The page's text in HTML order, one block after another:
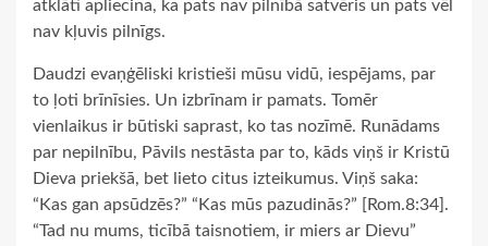
atklāti apliecina, ka pats nav pilnībā satvēris un pats vēl
nav kļuvis pilnīgs.
Daudzi evaņģēliski kristieši mūsu vidū, iespējams, par
to ļoti brīnīsies. Un izbrīnam ir pamats. Tomēr
vienlaikus ir būtiski saprast, ko tas nozīmē. Runādams
par nepilnību, Pāvils nestāsta par to, kāds viņš ir Kristū
Dieva priekšā, bet lieto citus izteikumus. Viņš saka:
“Kas gan apsūdzēs?” “Kas mūs pazudinās?” [Rom.8:34].
“Tad nu mums, ticībā taisnotiem, ir miers ar Dievu”